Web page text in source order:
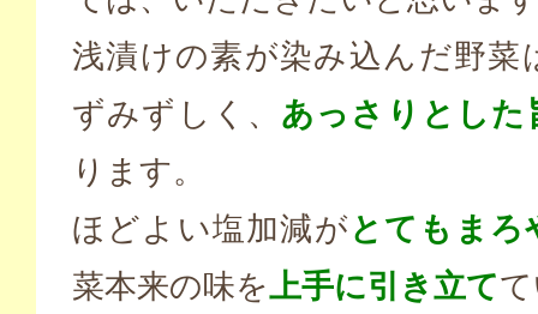
浅漬けの素が染み込んだ野菜
ずみずしく、 あっさりとした
ります。
ほどよい塩加減がとてもまろ
菜本来の味を上手に引き立て